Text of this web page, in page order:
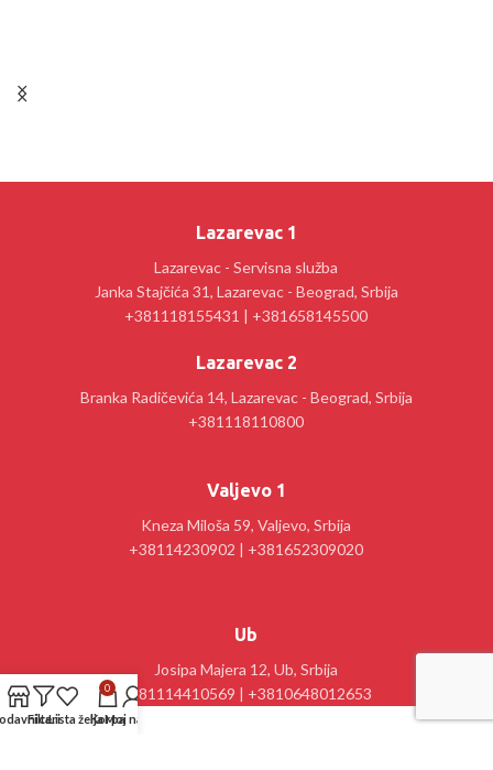
Lazarevac 1
Lazarevac - Servisna služba
Janka Stajčića 31, Lazarevac - Beograd, Srbija
+381118155431 | +381658145500
Lazarevac 2
Branka Radičevića 14, Lazarevac - Beograd, Srbija
+381118110800
Valjevo 1
Kneza Miloša 59, Valjevo, Srbija
+38114230902 | +381652309020
Ub
Josipa Majera 12, Ub, Srbija
+381114410569 | +3810648012653
FilteriLista želja
0
Korpa
Moj nalog